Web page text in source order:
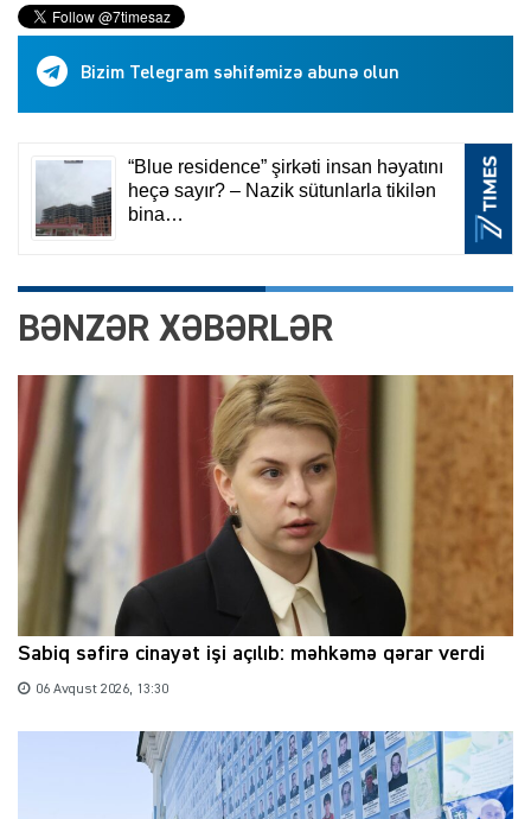
Bizim Telegram səhifəmizə abunə olun
BƏNZƏR XƏBƏRLƏR
Sabiq səfirə cinayət işi açılıb: məhkəmə qərar verdi
06 Avqust 2026, 13:30